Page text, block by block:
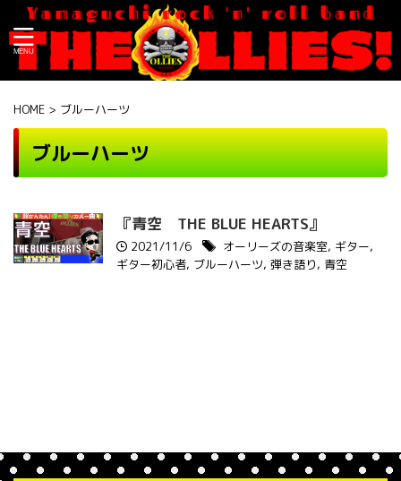
HOME > ブルーハーツ
ブルーハーツ
『青空 THE BLUE HEARTS』
2021/11/6 オーリーズの音楽室, ギター,
ギター初心者, ブルーハーツ, 弾き語り, 青空